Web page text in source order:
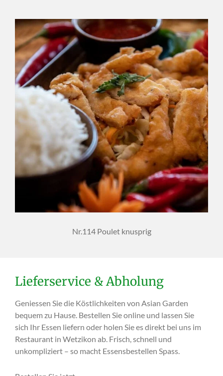
Nr.114 Poulet knusprig
Lieferservice & Abholung
Geniessen Sie die Köstlichkeiten von Asian Garden
bequem zu Hause. Bestellen Sie online und lassen Sie
sich Ihr Essen liefern oder holen Sie es direkt bei uns im
Restaurant in Wetzikon ab. Frisch, schnell und
unkompliziert – so macht Essensbestellen Spass.